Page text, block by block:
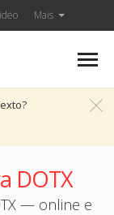
Mais
DOTX
— online e